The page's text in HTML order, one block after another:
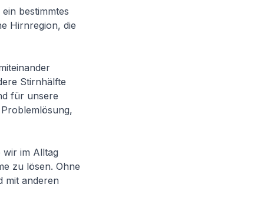
bestimmtes
Hirnregion, die
Stirnhälfte
für unsere
wir im Alltag
zu lösen. Ohne
mit anderen